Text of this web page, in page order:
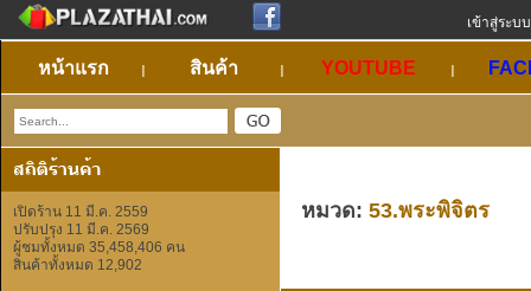
เข้าสู่ระบบ
หน้าแรก สินค้า YOUTUBE
เปิดร้าน 11 มี.ค. 2559
ปรับปรุง 11 มี.ค. 2569
ผู้ชมทั้งหมด 35,458,406 คน
สินค้าทั้งหมด 12,902
หมวด: 53.พระพิจิตร